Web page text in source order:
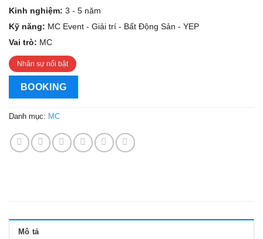
Kinh nghiệm: 3 - 5 năm
Kỹ năng: MC Event - Giải trí - Bất Động Sản - YEP
Vai trò: MC
Nhân sự nổi bật
BOOKING
Danh mục: MC
Mô tả